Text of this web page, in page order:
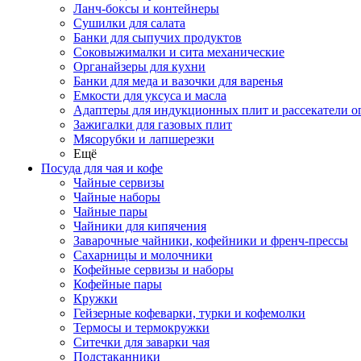
Ланч-боксы и контейнеры
Сушилки для салата
Банки для сыпучих продуктов
Соковыжималки и сита механические
Органайзеры для кухни
Банки для меда и вазочки для варенья
Емкости для уксуса и масла
Адаптеры для индукционных плит и рассекатели
Зажигалки для газовых плит
Мясорубки и лапшерезки
Ещё
Посуда для чая и кофе
Чайные сервизы
Чайные наборы
Чайные пары
Чайники для кипячения
Заварочные чайники, кофейники и френч-прессы
Сахарницы и молочники
Кофейные сервизы и наборы
Кофейные пары
Кружки
Гейзерные кофеварки, турки и кофемолки
Термосы и термокружки
Ситечки для заварки чая
Подстаканники